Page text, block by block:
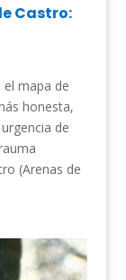
Castro:
el mapa de
honesta,
de
(Arenas de